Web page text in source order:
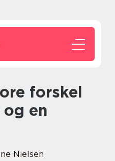
en
Nielsen